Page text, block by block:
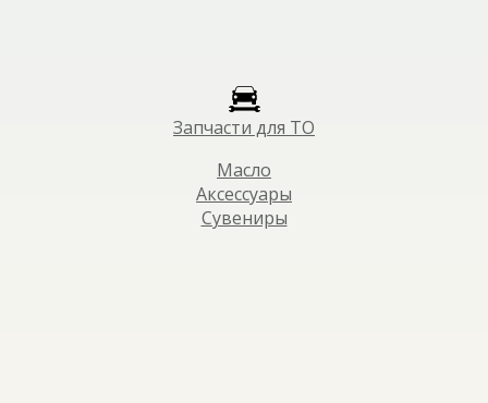
Запчасти для ТО
Масло
Аксессуары
Сувениры